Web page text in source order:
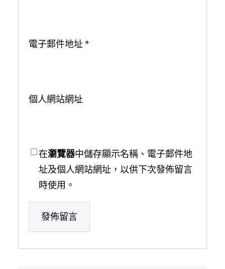
電子郵件地址 *
個人網站網址
在瀏覽器中儲存顯示名稱、電子郵件地
址及個人網站網址，以供下次發佈留言
時使用。